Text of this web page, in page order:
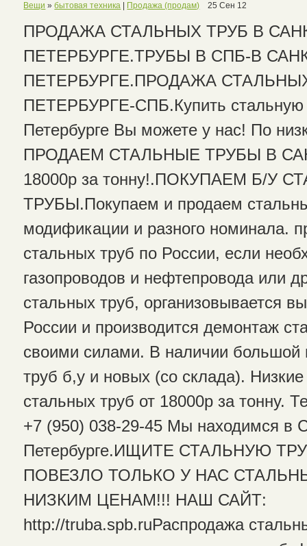
Вещи »бытовая техника Продажа (продам) 25 Сен 12
ПРОДАЖА СТАЛЬНЫХ ТРУБ В
ПЕТЕРБУРГЕ.ТРУБЫ В СПБ-В
ПЕТЕРБУРГЕ.ПРОДАЖА
ПЕТЕРБУРГЕ-СПБ.Купить стальную
Петербурге Вы можете у нас! По
ПРОДАЕМ СТАЛЬНЫЕ ТРУБЫ В
18000р за тонну!.ПОКУПАЕМ Б/У
ТРУБЫ.Покупаем и продаем
модификации и разного номинала.
стальных труб по России, если
газопроводов и нефтепровода или
стальных труб, организовывается
России и производится демонтаж
своими силами. В наличии большой
труб б,у и новых (со склада).
стальных труб от 18000р за тонну.
+7 (950) 038-29-45 Мы находимся в
Петербурге.ИЩИТЕ СТАЛЬНУЮ
ПОВЕЗЛО ТОЛЬКО У НАС
НИЗКИМ ЦЕНАМ!!! НАШ САЙТ:
http://truba.spb.ruРаспродажа